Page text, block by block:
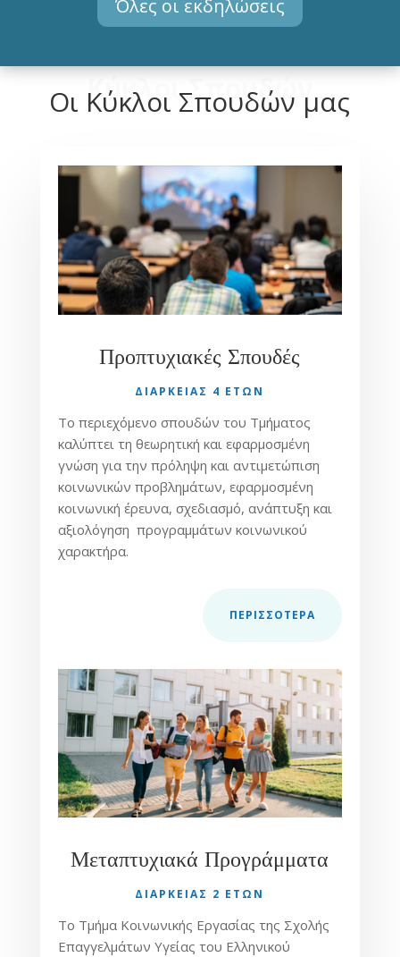
Όλες οι εκδηλώσεις
Κύκλοι Σπουδών
Οι Κύκλοι Σπουδών μας
Προπτυχιακές Σπουδές
ΔΙΆΡΚΕΙΑΣ 4 ΕΤΩΝ
Το περιεχόμενο σπουδών του Τμήματος
καλύπτει τη θεωρητική και εφαρμοσμένη
γνώση για την πρόληψη και αντιμετώπιση
κοινωνικών προβλημάτων, εφαρμοσμένη
κοινωνική έρευνα, σχεδιασμό, ανάπτυξη και
αξιολόγηση προγραμμάτων κοινωνικού
χαρακτήρα.
ΠΕΡΙΣΣOΤΕΡΑ
Μεταπτυχιακά Προγράμματα
ΔΙΑΡΚΕΙΑΣ 2 ΕΤΩΝ
Το Τμήμα Κοινωνικής Εργασίας της Σχολής
Επαγγελμάτων Υγείας του Ελληνικού